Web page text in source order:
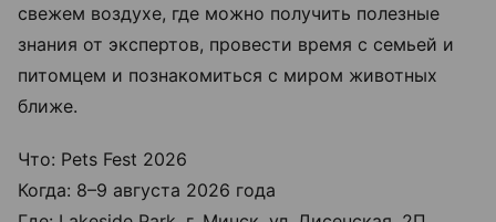
свежем воздухе, где можно получить полезные
знания от экспертов, провести время с семьей и
питомцем и познакомиться с миром животных
ближе.
Что: Pets Fest 2026
Когда: 8–9 августа 2026 года